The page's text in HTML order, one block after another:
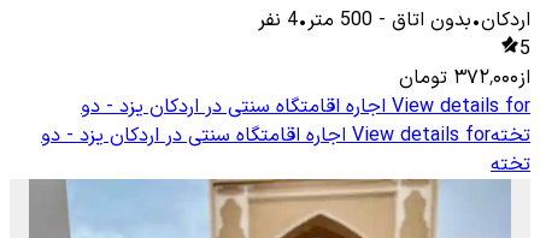
اردکان•بدون اتاق -
500 متر•
4 نفر
5
از۳۷۲٬۰۰۰ تومان
View details for اجاره اقامتگاه سنتی در اردکان یزد - دو
تختهView details for اجاره اقامتگاه سنتی در اردکان یزد - دو
تخته